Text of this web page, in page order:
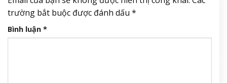
trường bắt buộc được đánh dấu *
Bình luận *